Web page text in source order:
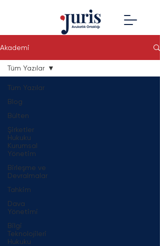
Akademi
Tüm Yazılar
Blog
Bülten
Şirketler
Hukuku
Kurumsal
Yönetim
Birleşme ve
Devralmalar
Tahkim
Dava
Yönetimi
Bilgi
Teknolojileri
Hukuku
Tüm Yazılar